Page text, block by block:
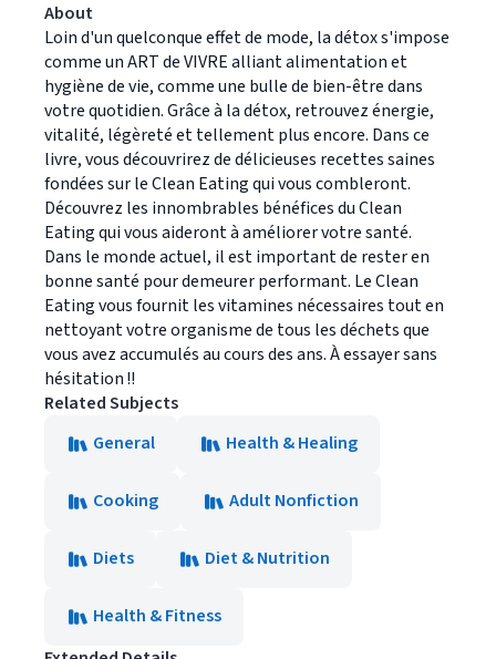
About
Loin d'un quelconque effet de mode, la détox s'impose
comme un ART de VIVRE alliant alimentation et
hygiène de vie, comme une bulle de bien-être dans
votre quotidien. Grâce à la détox, retrouvez énergie,
vitalité, légèreté et tellement plus encore. Dans ce
livre, vous découvrirez de délicieuses recettes saines
fondées sur le Clean Eating qui vous combleront.
Découvrez les innombrables bénéfices du Clean
Eating qui vous aideront à améliorer votre santé.
Dans le monde actuel, il est important de rester en
bonne santé pour demeurer performant. Le Clean
Eating vous fournit les vitamines nécessaires tout en
nettoyant votre organisme de tous les déchets que
vous avez accumulés au cours des ans. À essayer sans
hésitation !!
Related Subjects
General
Health & Healing
Cooking Adult Nonfiction
Diets Diet & Nutrition
Health & Fitness